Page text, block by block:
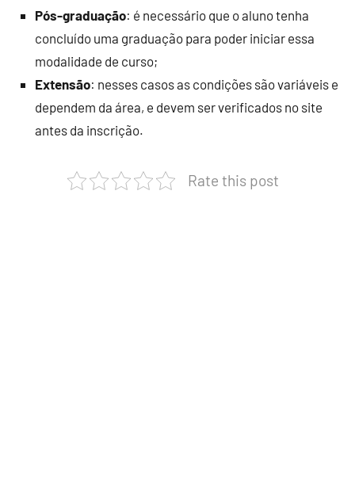
Pós-graduação: é necessário que o aluno tenha
concluído uma graduação para poder iniciar essa
modalidade de curso;
Extensão: nesses casos as condições são variáveis e
dependem da área, e devem ser verificados no site
antes da inscrição.
Rate this post